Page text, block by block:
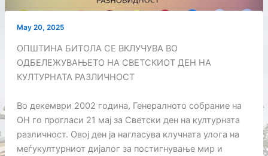
May 20, 2025
ОПШТИНА БИТОЛА СЕ ВКЛУЧУВА ВО
ОДБЕЛЕЖУВАЊЕТО НА СВЕТСКИОТ ДЕН НА
КУЛТУРНАТА РАЗЛИЧНОСТ
Во декември 2002 година, Генералното собрание на
ОН го прогласи 21 мај за Светски ден на културната
различност. Овој ден ја нагласува клучната улога на
меѓукултурниот дијалог за постигнување мир и